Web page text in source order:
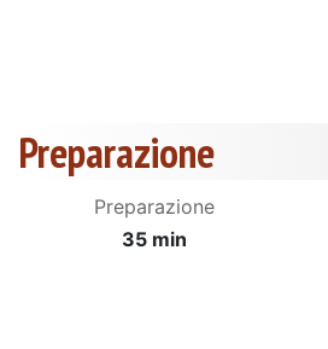
Preparazione
Preparazione
35 min